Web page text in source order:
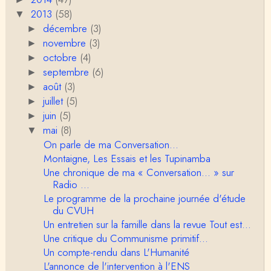
C'est peut-être là où il faudrait s'entendre sur ce q
u'on appelle le genre, parce que j&…
Anonymous
Je pense que VB a raison, mais j'ajouterais que la
disparition du genre dont parle Christophe Da…
Sylvain Lejeune
Bonjour, j'ai trouvé cette intervention au Collège de
France très stimulante, ce qui m'a fai…
Christophe Darmangeat
Lis cela (jusqu'au bout !) : https://www.lahuttedescl
asses.net/2018/06/xenophobie-primitive.html
Damian
Bravo et Merci pour cette émission ! "la xénophobi
e n'a pas attendu l'époque moderne po…
VB
Je trouve, au contraire, que la division sexuelle du t
ravail résiste plutôt bien. Ce qui est spectac…
▼ 2013 (58)
► décembre (3)
►novembre (3)
► octobre (4)
►septembre (6)
►août (3)
►juillet (5)
►juin (5)
▼mai (8)
On parle de ma Conversation...
Montaigne, Les Essais et les Tupinamba
Une chronique de ma « Conversation... » sur
Radio ...
Le programme de la prochaine journée d'étude
du CVUH
Un entretien sur la famille dans la revue Tout est...
Une critique du Communisme primitif...
Un compte-rendu dans L'Humanité
L'annonce de l'intervention à l'ENS